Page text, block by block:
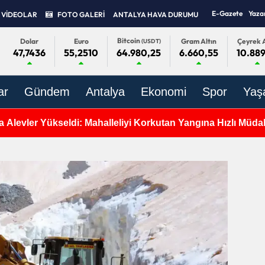
VİDEOLAR FOTO GALERİ ANTALYA HAVA DURUMU E-Gazete
Dolar
47,7436
Euro
55,2510
Bitcoin(USDT)
64.980,25
Gram Altın
6.660,55
Çeyrek
Gündem Antalya Ekonomi Spor
Alevler Yükseldi: Mahalleliyi Korkutan Yangına Hızlı